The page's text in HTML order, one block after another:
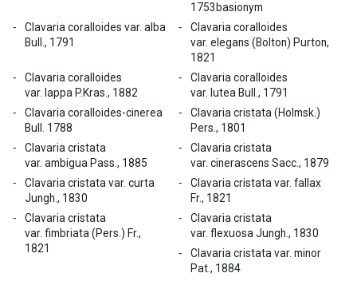
1753basionym
Clavaria coralloides var. alba
Bull., 1791
Clavaria coralloides
var. elegans (Bolton) Purton,
1821
Clavaria coralloides
var. lappa P.Kras., 1882
Clavaria coralloides
var. lutea Bull., 1791
Clavaria coralloides-cinerea
Bull. 1788
Clavaria cristata (Holmsk.)
Pers., 1801
Clavaria cristata
var. ambigua Pass., 1885
Clavaria cristata
var. cinerascens Sacc., 1879
Clavaria cristata var. curta
Jungh., 1830
Clavaria cristata var. fallax
Fr., 1821
Clavaria cristata
var. fimbriata (Pers.) Fr.,
1821
Clavaria cristata
var. flexuosa Jungh., 1830
Clavaria cristata var. minor
Pat., 1884